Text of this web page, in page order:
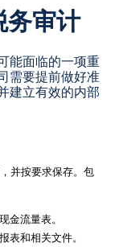
务审计
能面临的一项重
需要提前做好准
建立有效的内部
并按要求保存。包
金流量表。
表和相关文件。